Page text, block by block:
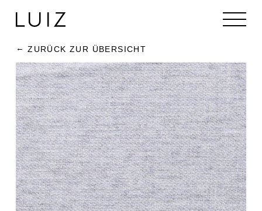
ZURÜCK ZUR ÜBERSICHT